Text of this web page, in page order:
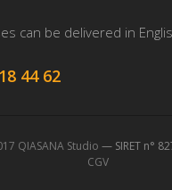
can be delivered in
44 62
QIASANA Studio — SIRET n°
CGV